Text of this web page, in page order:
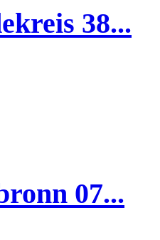
38...
07...